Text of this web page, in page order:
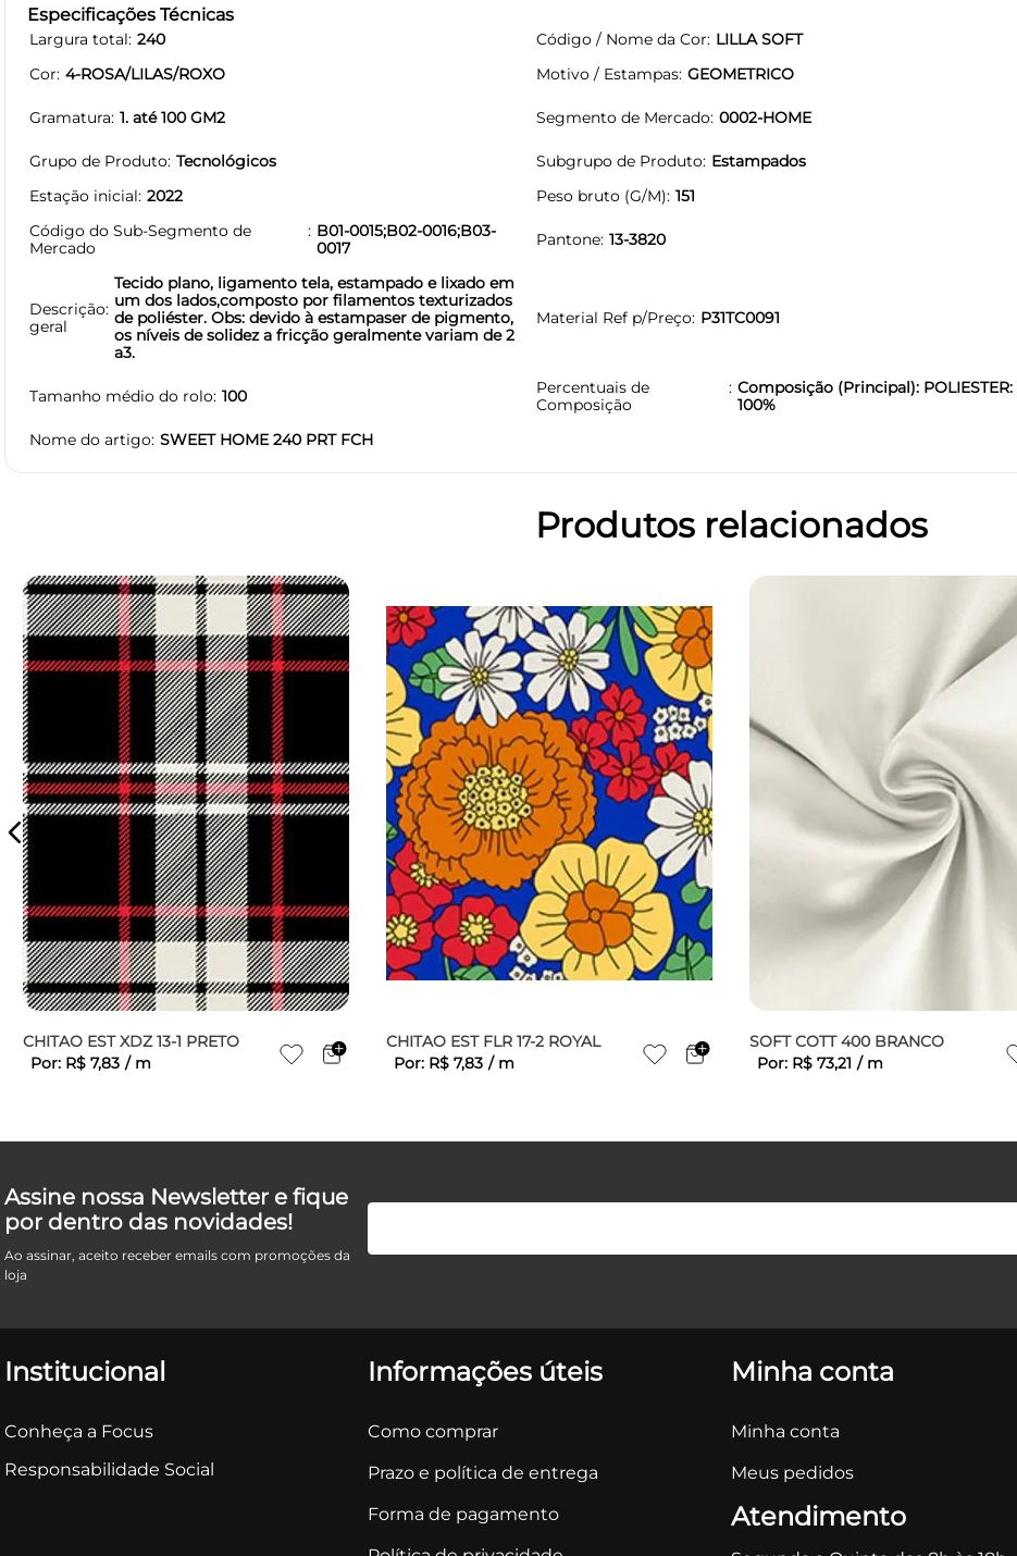
Especificações Técnicas
Largura total 240 Código / Nome da Cor LILLA SOFT
Cor 4-ROSA/LILAS/ROXO Motivo / Estampas GEOMETRICO
Gramatura 1. até 100 GM2 Segmento de Mercado 0002-HOME
Grupo de Produto Tecnológicos Subgrupo de Produto Estampados
Estação inicial 2022 Peso bruto (G/M) 151
Código do Sub-Segmento de
Mercado
B01-0015;B02-0016;B03-
0017
Pantone 13-3820
Descrição
geral
Tecido plano, ligamento tela, estampado e lixado em
um dos lados,composto por filamentos texturizados
de poliéster. Obs: devido à estampaser de pigmento,
os níveis de solidez a fricção geralmente variam de 2
a3.
Material Ref p/Preço P31TC0091
Tamanho médio do rolo 100
Percentuais de
Composição
Composição (Principal): POLIESTER:
100%
Nome do artigo SWEET HOME 240 PRT FCH
Produtos relacionados
CHITAO EST XDZ 13-1 PRETO
Por: R$ 7,83 / m
CHITAO EST FLR 17-2 ROYAL
Por: R$ 7,83 / m
SOFT COTT 400 BRANCO
Por: R$ 73,21 / m
Assine nossa Newsletter e fique
por dentro das novidades!
Ao assinar, aceito receber emails com promoções da
loja
Institucional
Conheça a Focus
Responsabilidade Social
Informações úteis
Como comprar
Prazo e política de entrega
Forma de pagamento
Minha conta
Minha conta
Meus pedidos
Atendimento